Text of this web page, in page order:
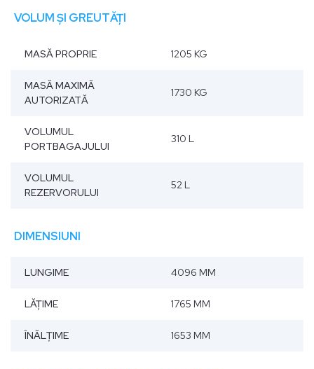
VOLUM ȘI GREUTĂȚI
MASĂ PROPRIE 1205 KG
MASĂ MAXIMĂ
AUTORIZATĂ
1730 KG
VOLUMUL
PORTBAGAJULUI
310 L
VOLUMUL
REZERVORULUI
52 L
DIMENSIUNI
LUNGIME 4096 MM
LĂŢIME 1765 MM
ÎNĂLŢIME 1653 MM